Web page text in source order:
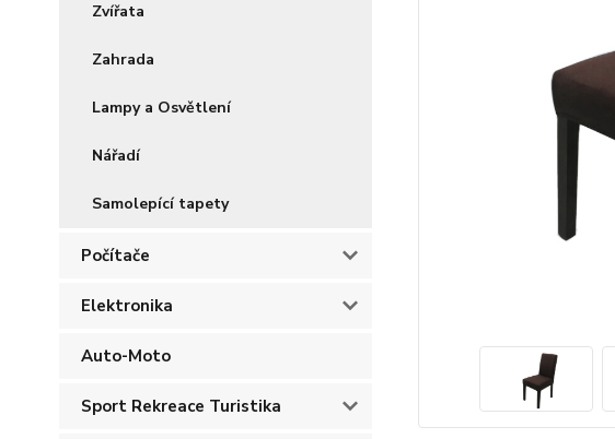
Zvířata
Zahrada
Lampy a Osvětlení
Nářadí
Samolepící tapety
Počítače
Elektronika
Auto-Moto
Sport Rekreace Turistika